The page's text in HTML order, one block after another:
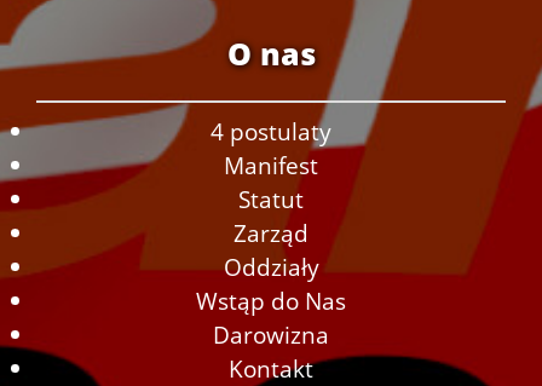
O nas
4 postulaty
Manifest
Statut
Zarząd
Oddziały
Wstąp do Nas
Darowizna
Kontakt